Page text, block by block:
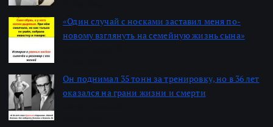
«Один случай с носками заставил меня по-
новому взглянуть на семейную жизнь сына»
Он поднимал 35 тонн за тренировку, но в 36 лет
оказался на грани жизни и смерти